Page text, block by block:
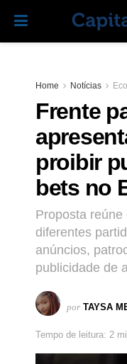
Home Notícias
Frente
proibir
bets no
Proposta
diferentes
anúncios,
publicidade de
por TAYSA
Tempo de leitura: 2